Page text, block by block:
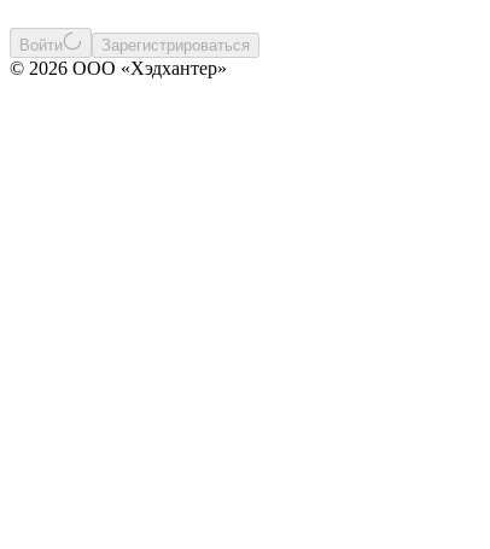
Войти Зарегистрироваться
© 2026 ООО «Хэдхантер»